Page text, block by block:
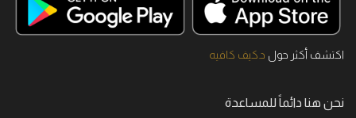
اكتشف أكثر حول د.كيف كافيه
نحن هنا دائماً للمساعدة